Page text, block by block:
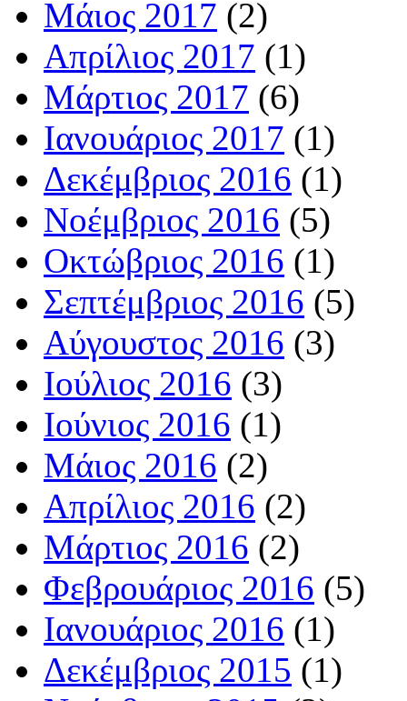
Μάιος 2017 (2)
Απρίλιος 2017 (1)
Μάρτιος 2017 (6)
Ιανουάριος 2017 (1)
Δεκέμβριος 2016 (1)
Νοέμβριος 2016 (5)
Οκτώβριος 2016 (1)
Σεπτέμβριος 2016 (5)
Αύγουστος 2016 (3)
Ιούλιος 2016 (3)
Ιούνιος 2016 (1)
Μάιος 2016 (2)
Απρίλιος 2016 (2)
Μάρτιος 2016 (2)
Φεβρουάριος 2016 (5)
Ιανουάριος 2016 (1)
Δεκέμβριος 2015 (1)